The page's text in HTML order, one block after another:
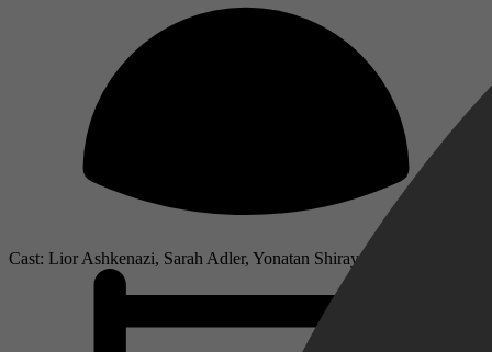
Cast: Lior Ashkenazi, Sarah Adler, Yonatan Shiray